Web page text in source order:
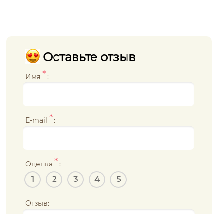
Оставьте отзыв
Имя * :
E-mail * :
Оценка * :
1 2 3 4 5
Отзыв: